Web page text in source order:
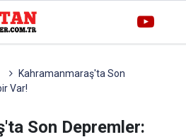
Kahramanmaraş'ta Son
Var!
Son Depremler: